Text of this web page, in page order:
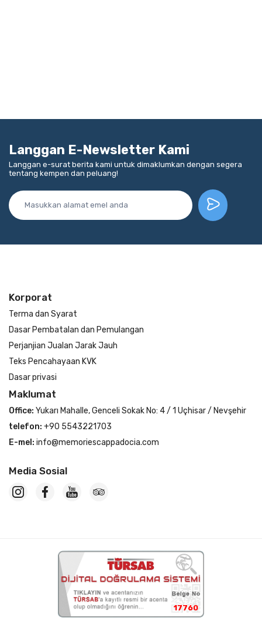
Langgan E-Newsletter Kami
Langgan e-surat berita kami untuk dimaklumkan dengan segera
tentang kempen dan peluang!
Korporat
Terma dan Syarat
Dasar Pembatalan dan Pemulangan
Perjanjian Jualan Jarak Jauh
Teks Pencahayaan KVK
Dasar privasi
Maklumat
Office: Yukarı Mahalle, Genceli Sokak No: 4 / 1 Uçhisar / Nevşehir
telefon: +90 5543221703
E-mel: info@memoriescappadocia.com
Media Sosial
17760